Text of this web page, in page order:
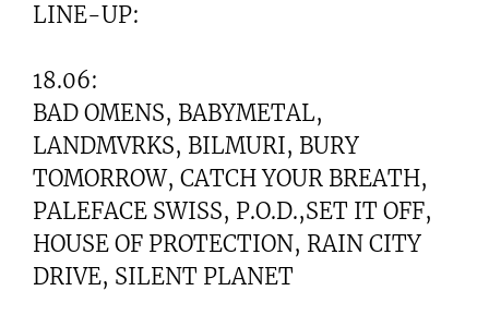
LINE-UP:
18.06:
BAD OMENS, BABYMETAL,
LANDMVRKS, BILMURI, BURY
TOMORROW, CATCH YOUR BREATH,
PALEFACE SWISS, P.O.D.,SET IT OFF,
HOUSE OF PROTECTION, RAIN CITY
DRIVE, SILENT PLANET